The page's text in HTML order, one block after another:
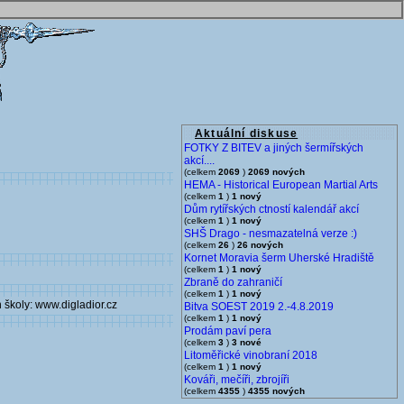
Aktuální diskuse
FOTKY Z BITEV a jiných šermířských
akcí....
(celkem 2069 ) 2069 nových
HEMA - Historical European Martial Arts
(celkem 1 ) 1 nový
Dům rytířských ctností kalendář akcí
(celkem 1 ) 1 nový
SHŠ Drago - nesmazatelná verze :)
(celkem 26 ) 26 nových
Kornet Moravia šerm Uherské Hradiště
(celkem 1 ) 1 nový
Zbraně do zahraničí
(celkem 1 ) 1 nový
Bitva SOEST 2019 2.-4.8.2019
(celkem 1 ) 1 nový
Prodám paví pera
(celkem 3 ) 3 nové
Litoměřické vinobraní 2018
(celkem 1 ) 1 nový
Kováři, mečíři, zbrojíři
(celkem 4355 ) 4355 nových
www.digladior.cz